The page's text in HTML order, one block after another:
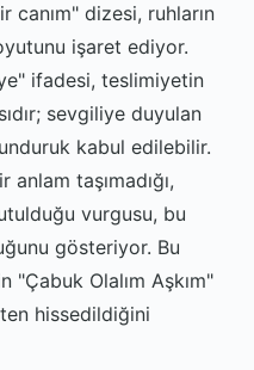
canım" dizesi, ruhların
işaret ediyor.
ifadesi, teslimiyetin
sevgiliye duyulan
kabul edilebilir.
taşımadığı,
vurgusu, bu
gösteriyor. Bu
"Çabuk Olalım Aşkım"
hissedildiğini